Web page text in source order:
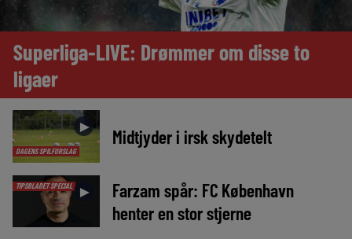
Superliga-LIVE: Drømmer om disse to
ligaer
DAGENS SPILFORSLAG
► Midtjyder i irsk skydetelt
TIPSBLADET SPECIAL ►
Farzam spår: FC København
henter en stor stjerne